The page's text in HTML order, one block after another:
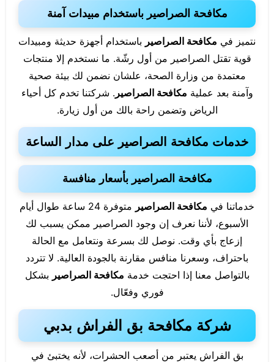
مكافحة الصراصير باستخدام مبيدات آمنة
نتميز في مكافحة الصراصير باستخدام أجهزة حديثة ومبيدات
قوية تقتل الصراصير من أول رشّة. ما نستخدم إلا منتجات
معتمدة من وزارة الصحة، علشان نضمن لك بيئة صحية
وآمنة بعد عملية مكافحة الصراصير . شركتنا تخدم كل أحياء
الرياض وتضمن راحة بالك من أول زيارة.
خدمات مكافحة الصراصير على مدار الساعة
مكافحة الصراصير بأسعار منافسة
خدماتنا في مكافحة الصراصير
متوفرة 24 ساعة طوال أيام
الأسبوع، لأننا نعرف إن وجود الصراصير ممكن يسبب لك
إزعاج بأي وقت. نوصل لك بسرعة ونتعامل مع الحالة
باحتراف، وسعرنا منافس مقارنة بالجودة العالية. لا تتردد
بالتواصل معنا إذا احتجت خدمة مكافحة الصراصير بشكل
فوري وفعّال.
شركة مكافحة بق الفراش بدبي
بق الفراش يعتبر من أصعب الحشرات، لأنه يختبئ في